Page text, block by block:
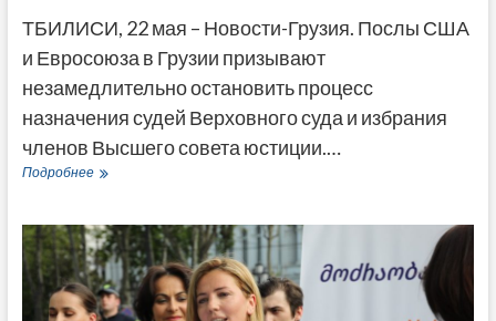
ТБИЛИСИ, 22 мая – Новости-Грузия. Послы США
и Евросоюза в Грузии призывают
незамедлительно остановить процесс
назначения судей Верховного суда и избрания
членов Высшего совета юстиции.…
ПодробнееПослы
ЕС
призывают
приостановить
выборы
членов